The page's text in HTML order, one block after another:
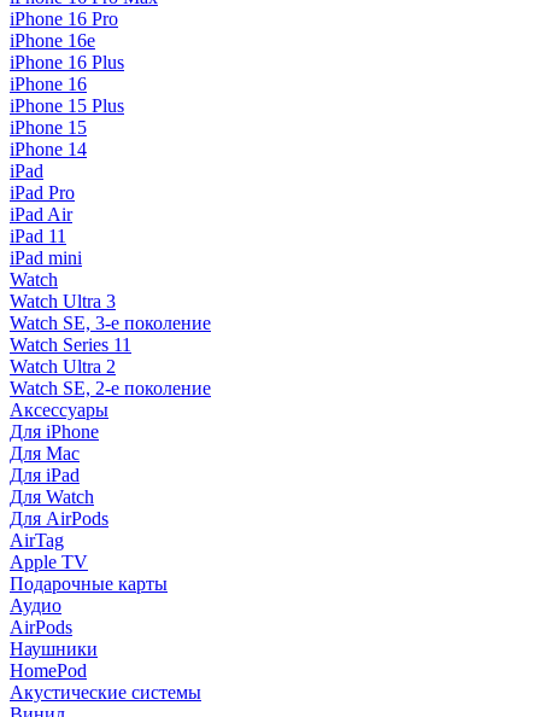
iPhone 16 Pro
iPhone 16e
iPhone 16 Plus
iPhone 16
iPhone 15 Plus
iPhone 15
iPhone 14
iPad
iPad Pro
iPad Air
iPad 11
iPad mini
Watch
Watch Ultra 3
Watch SE, 3-е поколение
Watch Series 11
Watch Ultra 2
Watch SE, 2-е поколение
Аксессуары
Для iPhone
Для Mac
Для iPad
Для Watch
Для AirPods
AirTag
Apple TV
Подарочные карты
Аудио
AirPods
Наушники
HomePod
Акустические системы